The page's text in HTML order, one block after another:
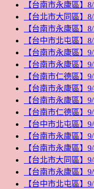
【台南市永康區】
【台北市大同區】
【台南市永康區】
【台中市北屯區】
【台南市永康區】
【台南市永康區】
【台南市仁德區】
【台南市永康區】
【台南市永康區】
【台南市仁德區】
【台中市北屯區】
【台南市永康區】
【台南市永康區】
【台北市大同區】
【台南市永康區】
【台中市北屯區】